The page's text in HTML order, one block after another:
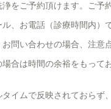
をご予約頂けます。ご予
、お電話（診療時間内）
問い合わせの場合、注意
合は時間の余裕をもって
タイムで反映されておらず